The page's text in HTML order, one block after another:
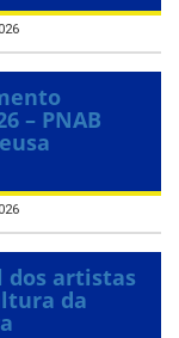
– PNAB
dos artistas
da